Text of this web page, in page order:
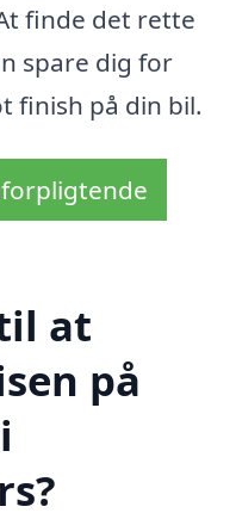
finde det rette
spare dig for
finish på din bil.
at
på